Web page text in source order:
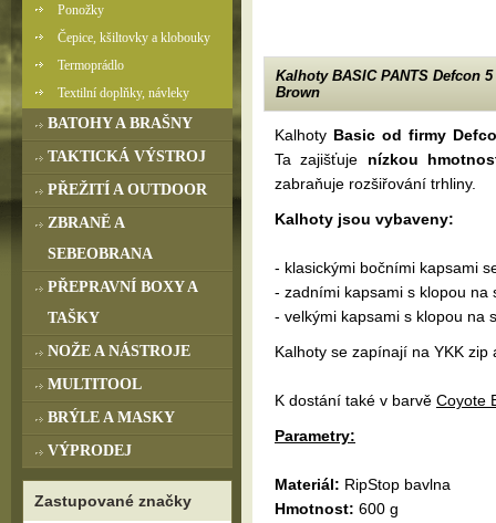
Kalhoty BASIC PANTS Defcon
Brown
Kalhoty Basic od firmy
Ta zajišťuje nízkou
zabraňuje rozšiřování trhliny.
Kalhoty jsou vybaveny:
- klasickými bočními kapsami
- zadními kapsami s klopou na
- velkými kapsami s klopou na
Kalhoty se zapínají na YKK
K dostání také v barvě Coyote
Parametry:
Materiál: RipStop bavlna
Hmotnost: 600 g
Ponožky
Čepice, kšiltovky a klobouky
Termoprádlo
Textilní doplňky, návleky
BATOHY A BRAŠNY
TAKTICKÁ VÝSTROJ
PŘEŽITÍ A OUTDOOR
ZBRANĚ A
SEBEOBRANA
PŘEPRAVNÍ BOXY A
TAŠKY
NOŽE A NÁSTROJE
MULTITOOL
BRÝLE A MASKY
VÝPRODEJ
Zastupované značky